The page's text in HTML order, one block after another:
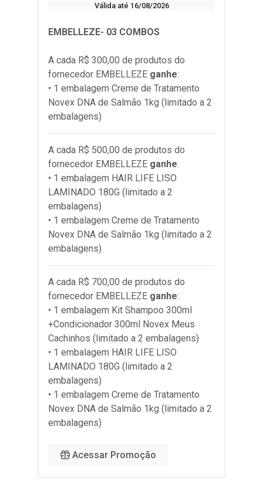
Válida até 16/08/2026
EMBELLEZE- 03 COMBOS
A cada R$ 300,00 de produtos do
fornecedor EMBELLEZE ganhe:
• 1 embalagem Creme de Tratamento
Novex DNA de Salmão 1kg (limitado a 2
embalagens)
A cada R$ 500,00 de produtos do
fornecedor EMBELLEZE ganhe:
• 1 embalagem HAIR LIFE LISO
LAMINADO 180G (limitado a 2
embalagens)
• 1 embalagem Creme de Tratamento
Novex DNA de Salmão 1kg (limitado a 2
embalagens)
A cada R$ 700,00 de produtos do
fornecedor EMBELLEZE ganhe:
• 1 embalagem Kit Shampoo 300ml
+Condicionador 300ml Novex Meus
Cachinhos (limitado a 2 embalagens)
• 1 embalagem HAIR LIFE LISO
LAMINADO 180G (limitado a 2
embalagens)
• 1 embalagem Creme de Tratamento
Novex DNA de Salmão 1kg (limitado a 2
embalagens)
Acessar Promoção